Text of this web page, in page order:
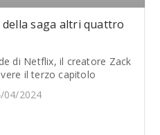
saga altri quattro
di Netflix, il creatore Zack
il terzo capitolo
04/2024